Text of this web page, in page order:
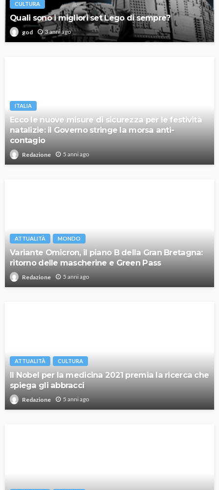
CULTURA
Quali sono i migliori set Lego di sempre?
god 3 anni ago
ITALIA
Ecco le nuove misure di sicurezza per le festività
natalizie: il Governo stringe la morsa anti-
contagio
Redazione 5 anni ago
ATTUALITÀ MONDO
Variante Omicron, il piano B della Gran Bretagna:
ritorno delle mascherine e Green Pass
Redazione 5 anni ago
ATTUALITÀ CULTURA
Il Nobel per la medicina 2021 premia la ricerca che
spiega gli abbracci
Redazione 5 anni ago